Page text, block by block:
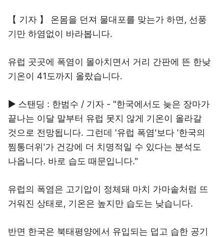
【 기자 】 온몸을 던져 물대포를 맞는가 하면, 선풍
기만 하염없이 바라봅니다.
유럽 곳곳에 폭염이 몰아치면서 거리 간판에 뜬 한낮
기온이 41도까지 올랐습니다.
▶ 스탠딩 : 한범수 / 기자 - "한국에서도 늦은 장마가
끝나는 이달 말부터 유럽 못지 않게 기온이 올라갈
것으로 전망됩니다. 그런데 '유럽 폭염'보다 '한국의
찜통더위'가 건강에 더 치명적일 수 있다는 분석도
나옵니다. 바로 습도 때문입니다."
유럽의 폭염은 고기압이 정체돼 마치 가마솥처럼 뜨
거워진 상태로, 기온은 높지만 습도는 낮습니다.
반면 한국은 북태평양에서 유입되는 덥고 습한 공기